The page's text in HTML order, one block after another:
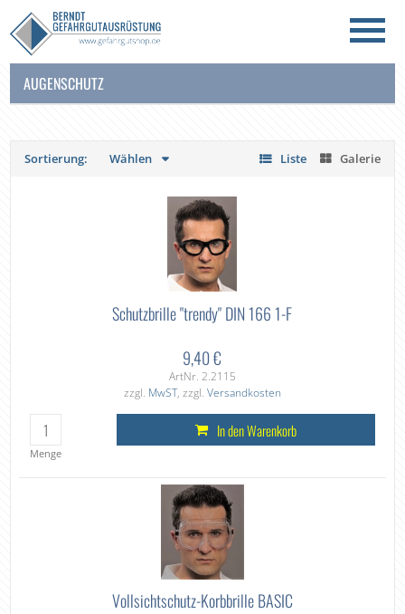
AUGENSCHUTZ
Sortierung: Wählen Liste Galerie
Schutzbrille "trendy" DIN 166 1-F
9,40 €
ArtNr. 2.2115
zzgl. MwST, zzgl. Versandkosten
Menge
In den Warenkorb
Vollsichtschutz-Korbbrille BASIC